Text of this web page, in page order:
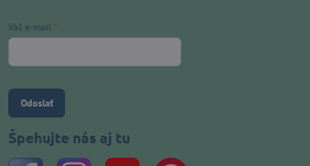
Váš e-mail *
Odoslať
Špehujte nás aj tu